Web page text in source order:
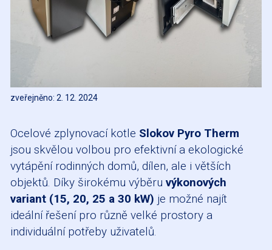
zveřejněno: 2. 12. 2024
Ocelové zplynovací kotle Slokov Pyro Therm
jsou skvělou volbou pro efektivní a ekologické
vytápění rodinných domů, dílen, ale i větších
objektů. Díky širokému výběruvýkonových
variant (15, 20, 25 a 30 kW) je možné najít
ideální řešení pro různě velké prostory a
individuální potřeby uživatelů.